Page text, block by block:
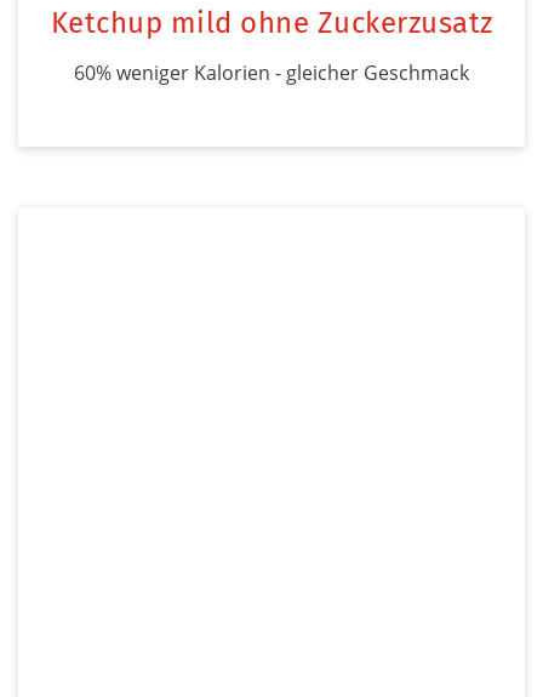
Ketchup mild ohne Zuckerzusatz
60% weniger Kalorien - gleicher Geschmack